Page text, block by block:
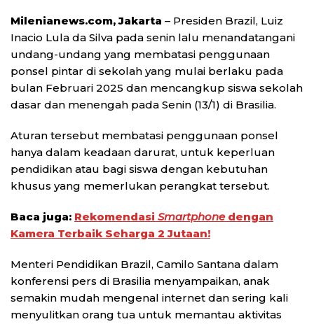
Milenianews.com, Jakarta – Presiden Brazil, Luiz
Inacio Lula da Silva pada senin lalu menandatangani
undang-undang yang membatasi penggunaan
ponsel pintar di sekolah yang mulai berlaku pada
bulan Februari 2025 dan mencangkup siswa sekolah
dasar dan menengah pada Senin (13/1) di Brasilia.
Aturan tersebut membatasi penggunaan ponsel
hanya dalam keadaan darurat, untuk keperluan
pendidikan atau bagi siswa dengan kebutuhan
khusus yang memerlukan perangkat tersebut.
Baca juga: Rekomendasi Smartphonedengan
Kamera Terbaik Seharga 2 Jutaan!
Menteri Pendidikan Brazil, Camilo Santana dalam
konferensi pers di Brasilia menyampaikan, anak
semakin mudah mengenal internet dan sering kali
menyulitkan orang tua untuk memantau aktivitas